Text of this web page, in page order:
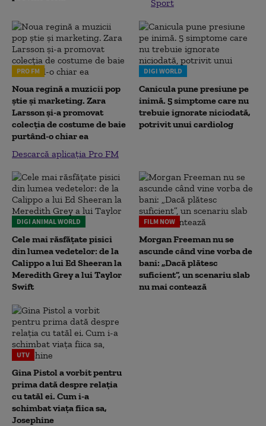
Sport
PRO FM
Noua regină a muzicii pop
știe și marketing. Zara
Larsson și-a promovat
colecția de costume de baie
purtând-o chiar ea
Descarcă aplicația Pro FM
DIGI WORLD
Canicula pune presiune pe
inimă. 5 simptome care nu
trebuie ignorate niciodată,
potrivit unui cardiolog
DIGI ANIMAL WORLD
Cele mai răsfățate pisici
din lumea vedetelor: de la
Calippo a lui Ed Sheeran la
Meredith Grey a lui Taylor
Swift
FILM NOW
Morgan Freeman nu se
ascunde când vine vorba de
bani: „Dacă plătesc
suficient”, un scenariu slab
nu mai contează
UTV
Gina Pistol a vorbit pentru
prima dată despre relația
cu tatăl ei. Cum i-a
schimbat viața fiica sa,
Josephine